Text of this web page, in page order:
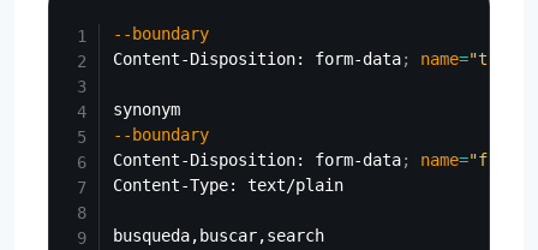
--boundary
Content-Disposition: form-data; name="type"
--boundary
Content-Disposition: form-data; name="file"
Content-Type: text/plain
busqueda,buscar,search